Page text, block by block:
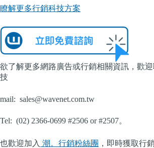
瞭解更多行銷科技方案
欲了解更多網路廣告或行銷相關資訊，歡
技
mail: sales@wavenet.com.tw
Tel: (02) 2366-0699 #2506 or #2507。
也歡迎加入 潮。行銷粉絲團 ，即時獲取行